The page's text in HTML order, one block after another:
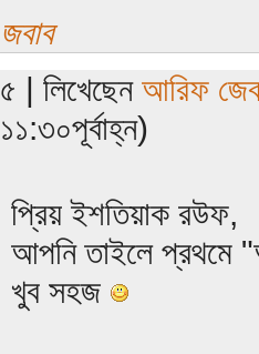
জবাব
৫ | লিখেছেন আরিফ
১১:৩০পূর্বাহ্ন)
প্রিয় ইশতিয়াক রউফ,
আপনি তাইলে প্রথমে
খুব সহজ